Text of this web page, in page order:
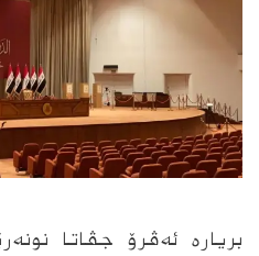
بریاره‌ ئه‌ڤرۆ جڤاتا